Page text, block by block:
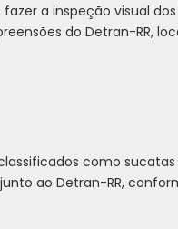
a inspeção visual
do Detran-RR,
como
ao Detran-RR,